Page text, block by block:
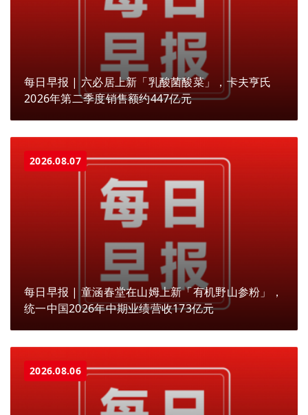
每日早报 | 六必居上新「乳酸菌酸菜」，卡夫亨氏
2026年第二季度销售额约447亿元
2026.08.07
每日早报 | 童涵春堂在山姆上新「有机野山参粉」，
统一中国2026年中期业绩营收173亿元
2026.08.06